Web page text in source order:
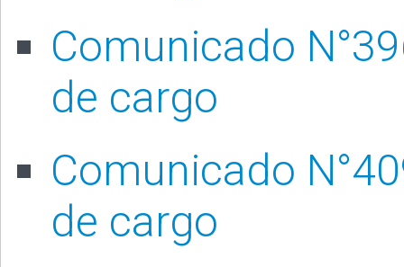
Comunicado
de cargo
Comunicado
de cargo